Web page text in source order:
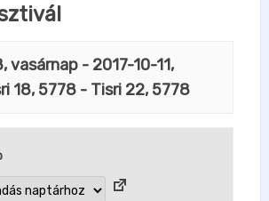
vasárnap - 2017-10-11,
18, 5778 - Tisri 22, 5778